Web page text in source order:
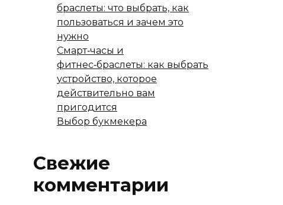
браслеты: что выбрать, как
пользоваться и зачем это
нужно
Смарт‑часы и
фитнес‑браслеты: как выбрать
устройство, которое
действительно вам
пригодится
Выбор букмекера
Свежие
комментарии